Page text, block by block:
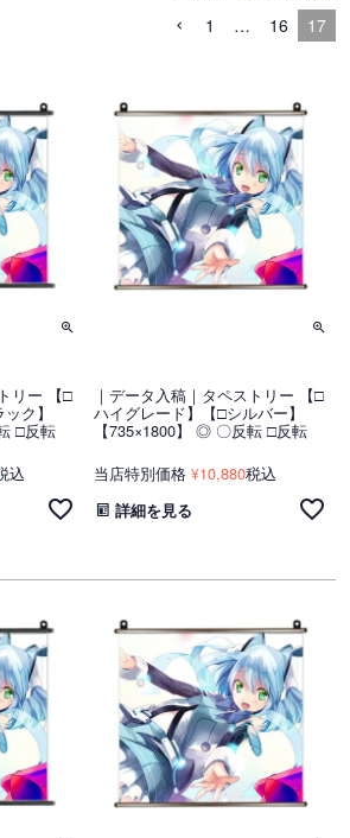
1 … 16 17
リー 【□
ク】
□反転
込
｜データ入稿｜タペストリー 【□
ハイグレード】【□シルバー】
【735×1800】 ◎ 〇反転 □反転
当店特別価格 ¥10,880税込
詳細を見る